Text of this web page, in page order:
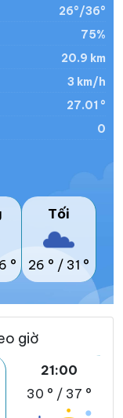
26°/36°
75%
20.9 km
3 km/h
27.01 °
0
°
Tối
26 ° / 31 °
giờ
21:00
30 ° / 37 °